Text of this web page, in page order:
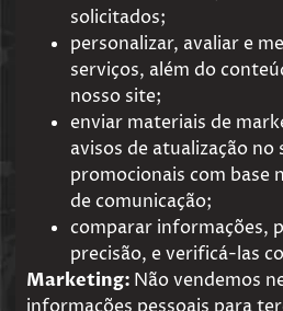
solicitados;
personalizar, avaliar e
serviços, além do
nosso site;
enviar materiais de
avisos de atualização
promocionais com base
de comunicação;
comparar informações,
precisão, e verificá-las
Marketing: Não vendemos